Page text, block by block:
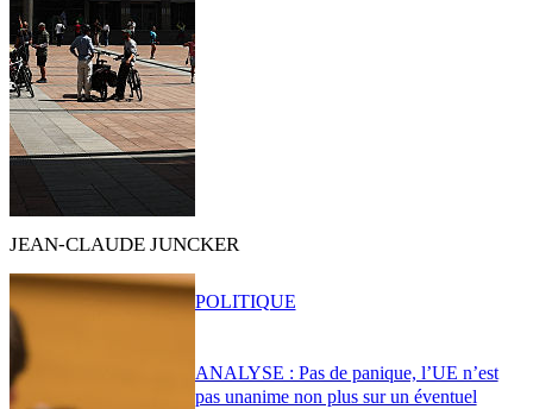
JEAN-CLAUDE JUNCKER
ANALYSE : Pas de panique, l’UE n’est
pas unanime non plus sur un éventuel
POLITIQUE